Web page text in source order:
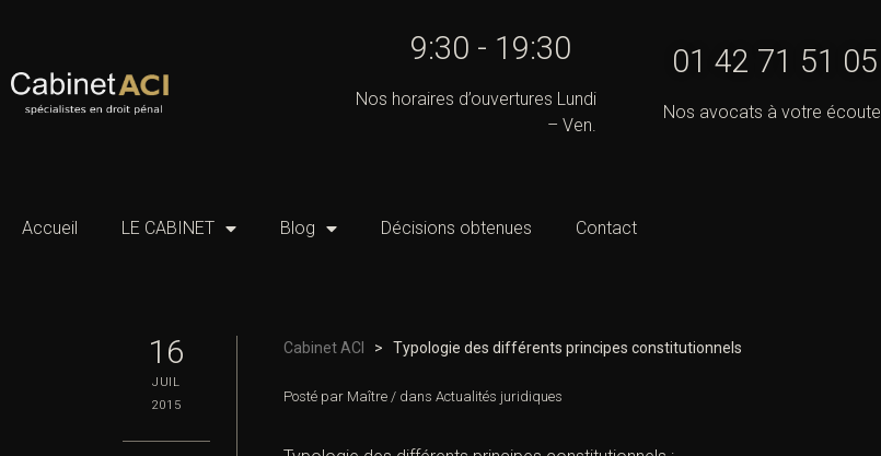
9:30 - 19:30
Nos horaires d’ouvertures Lundi
– Ven.
01 42 71 51 05
Nos avocats à votre écoute
Accueil LE CABINET Blog Décisions obtenues Contact
16
JUIL
2015
Cabinet ACI > Typologie des différents principes constitutionnels
Posté par Maître / dans Actualités juridiques